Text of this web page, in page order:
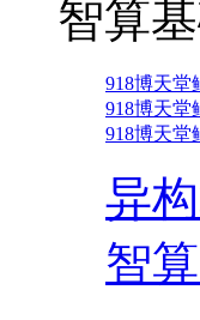
智算
918博天堂
918博天堂
918博天堂
异
智